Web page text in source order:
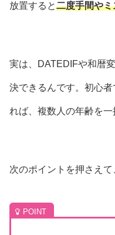
放置すると二度手間や
実は、DATEDIFや和暦
決できるんです。初心
れば、複数人の年齢を
次のポイントを押さえて